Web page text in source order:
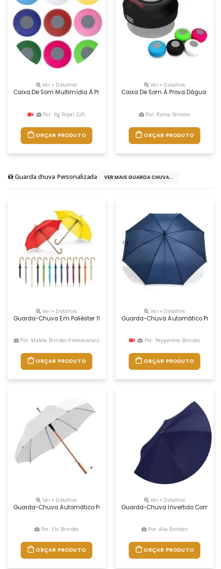
Ver + Detalhes
Caixa De Som Multimídia À Prova D’Água Emborrachada Com
Por: Rg Royal Gift
ORÇAR PRODUTO
Ver + Detalhes
Caixa De Som À Prova Dágua
Por: Reina Brindes
ORÇAR PRODUTO
Guarda chuva Personalizada VER MAIS GUARDA CHUVA...
Ver + Detalhes
Guarda-Chuva Em Poliéster 190t Com Haste Em Metal, Pega Em
Por: Maleta Brindes Promocionais
ORÇAR PRODUTO
Ver + Detalhes
Guarda-Chuva Automático
Por: Pepperone Brindes
ORÇAR PRODUTO
Ver + Detalhes
Guarda-Chuva Automático Personalizado É Um Brinde Elegante E De
Por: Elo Brindes
ORÇAR PRODUTO
Ver + Detalhes
Guarda-Chuva Invertido Com
Por: Alia Brindes
ORÇAR PRODUTO